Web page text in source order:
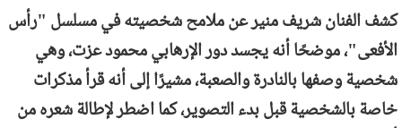
كشف الفنان شريف منير عن ملامح شخصيته في مسلسل "رأس
الأفعى"، موضحًا أنه يجسد دور الإرهابي محمود عزت، وهي
شخصية وصفها بالنادرة والصعبة، مشيرًا إلى أنه قرأ مذكرات
خاصة بالشخصية قبل بدء التصوير، كما اضطر لإطالة شعره من